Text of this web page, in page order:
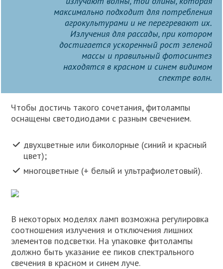
максимально подходит для потребления
агрокультурами и не перегревают их.
Излучения для рассады, при котором
достигается ускоренный рост зеленой
массы и правильный фотосинтез
находятся в красном и синем видимом
спектре волн.
Чтобы достичь такого сочетания, фитолампы
оснащены светодиодами с разным свечением.
двухцветные или биколорные (синий и красный
цвет);
многоцветные (+ белый и ультрафиолетовый).
В некоторых моделях ламп возможна регулировка
соотношения излучения и отключения лишних
элементов подсветки. На упаковке фитолампы
должно быть указание ее пиков спектрального
свечения в красном и синем луче.